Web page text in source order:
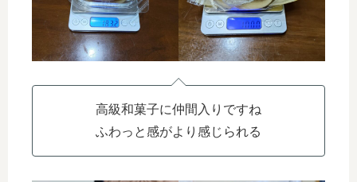
高級和菓子に仲間入りですね
ふわっと感がより感じられる